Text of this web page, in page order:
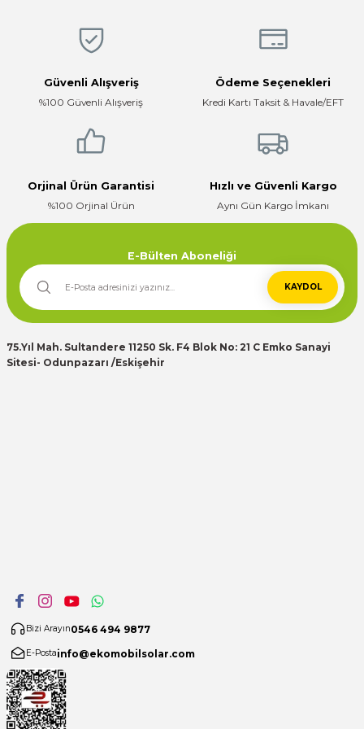
Firma hızlı ve ilgili
Çok ilgili firma fiyatları uygun.Sepete Ekle
3x6 mm2 Yassı TTR kablo Dalgıç Pompa Kablosu
261,75 TL
222,49 TL
Sepete Ekle
Güvenli Alışveriş
%100 Güvenli Alışveriş
Ödeme Seçenekleri
Kredi Kartı Taksit & Havale/EFT
Orjinal Ürün Garantisi
%100 Orjinal Ürün
Hızlı ve Güvenli Kargo
Aynı Gün Kargo İmkanı
E-Bülten Aboneliği
KAYDOL
75.Yıl Mah. Sultandere 11250 Sk. F4 Blok No: 21 C Emko Sanayi
Sitesi- Odunpazarı /Eskişehir
Bizi Arayın0546 494 9877
E-Postainfo@ekomobilsolar.com